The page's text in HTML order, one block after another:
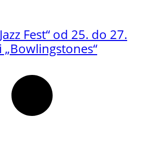
Fest“ od 25. do 27.